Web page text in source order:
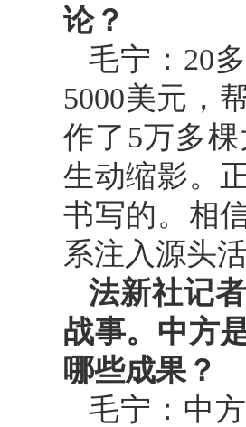
论？
毛宁：20
5000美元，
作了5万多
生动缩影。
书写的。相
系注入源头活
法新社记
战事。中方
哪些成果？
毛宁：中